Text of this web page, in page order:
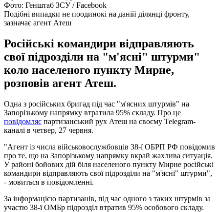
Фото: Генштаб ЗСУ / Facebook
Подібні випадки не поодинокі на даній ділянці фронту,
зазначає агент Атеш
Російські командири відправляють
свої підрозділи на "м'ясні" штурми"
коло населеного пункту Мирне,
розповів агент Атеш.
Одна з російських бригад під час "м'ясних штурмів" на
Запорізькому напрямку втратила 95% складу. Про це
повідомляє партизанський рух Атеш на своєму Telegram-
каналі в четвер, 27 червня.
"Агент із числа військовослужбовців 38-ї ОБРП РФ повідомив
про те, що на Запорізькому напрямку вкрай жахлива ситуація.
У районі бойових дій біля населеного пункту Мирне російські
командири відправляють свої підрозділи на "м'ясні" штурми",
- мовиться в повідомленні.
За інформацією партизанів, під час одного з таких штурмів за
участю 38-ї ОМБр підрозділ втратив 95% особового складу.